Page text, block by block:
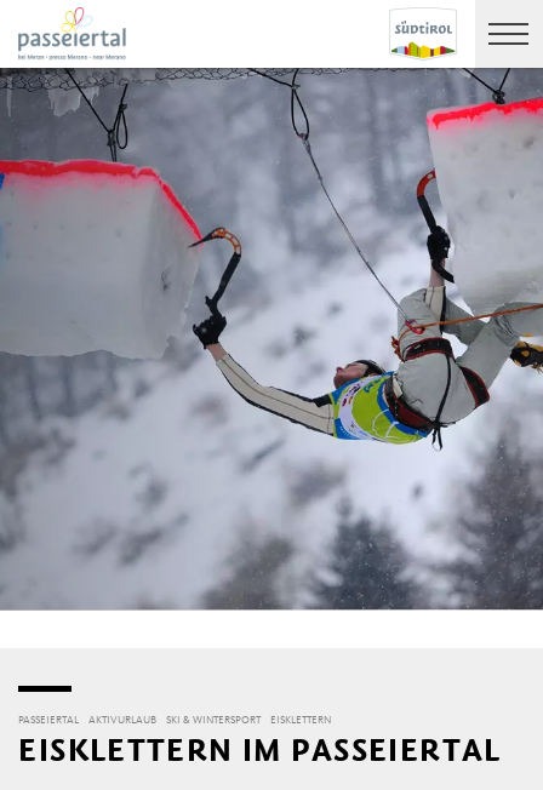
PASSEIERTAL AKTIVURLAUB SKI & WINTERSPORT EISKLETTERN
EISKLETTERN IM PASSEIERTAL